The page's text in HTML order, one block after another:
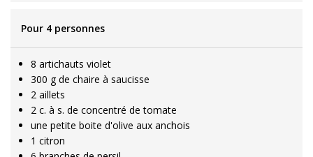
Pour 4 personnes
8 artichauts violet
300 g de chaire à saucisse
2 aillets
2 c. à s. de concentré de tomate
une petite boite d'olive aux anchois
1 citron